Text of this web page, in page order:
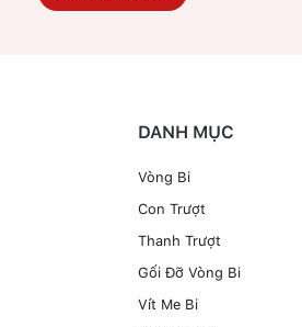
DANH MỤC
Vòng Bi
Con Trượt
Thanh Trượt
Gối Đỡ Vòng Bi
Vít Me Bi